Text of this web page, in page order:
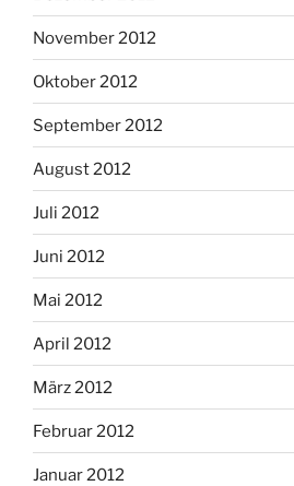
November 2012
Oktober 2012
September 2012
August 2012
Juli 2012
Juni 2012
Mai 2012
April 2012
März 2012
Februar 2012
Januar 2012